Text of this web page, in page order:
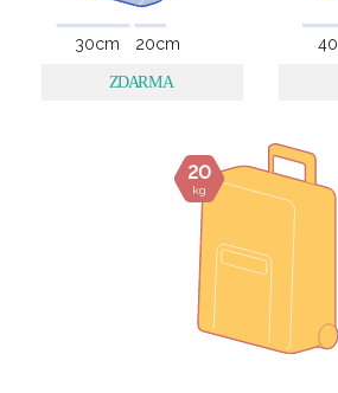
30cm 20cm 40
20
kg